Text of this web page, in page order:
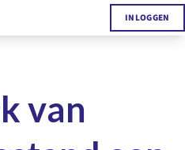
INLOGGEN
van